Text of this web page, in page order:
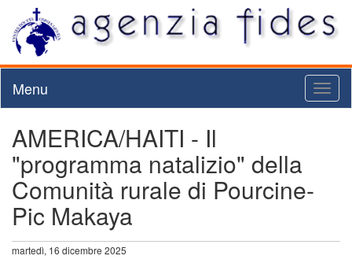
Menu
AMERICA/HAITI - Il
"programma natalizio" della
Comunità rurale di Pourcine-
Pic Makaya
martedì, 16 dicembre 2025